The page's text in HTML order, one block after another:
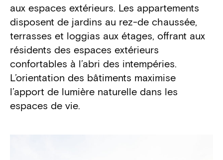
aux espaces extérieurs. Les appartements
disposent de jardins au rez-de chaussée,
terrasses et loggias aux étages, offrant aux
résidents des espaces extérieurs
confortables à l’abri des intempéries.
L’orientation des bâtiments maximise
l’apport de lumière naturelle dans les
espaces de vie.